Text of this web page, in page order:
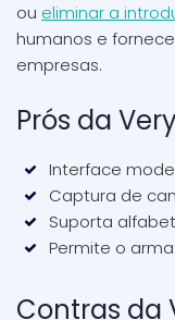
ou eliminar a
humanos e
empresas.
Prós da
Interface
Captura de
Suporta
Permite o
Contras da